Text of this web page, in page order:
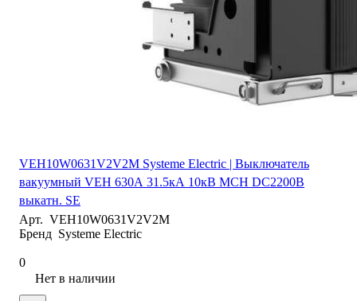
VEH10W0631V2V2M Systeme Electric | Выключатель
вакуумный VEH 630А 31.5кА 10кВ MCH DC2200В
выкатн. SE
Арт. VEH10W0631V2V2M
Бренд Systeme Electric
0
Нет в наличии